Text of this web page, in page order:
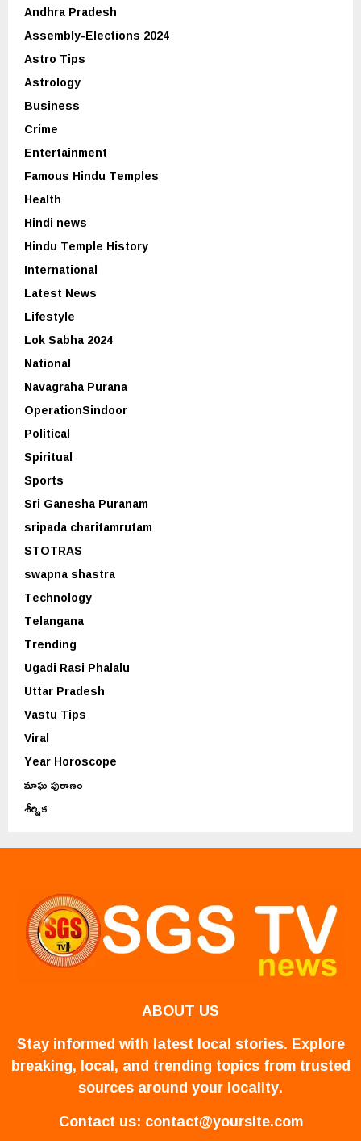
Andhra Pradesh
Assembly-Elections 2024
Astro Tips
Astrology
Business
Crime
Entertainment
Famous Hindu Temples
Health
Hindi news
Hindu Temple History
International
Latest News
Lifestyle
Lok Sabha 2024
National
Navagraha Purana
OperationSindoor
Political
Spiritual
Sports
Sri Ganesha Puranam
sripada charitamrutam
STOTRAS
swapna shastra
Technology
Telangana
Trending
Ugadi Rasi Phalalu
Uttar Pradesh
Vastu Tips
Viral
Year Horoscope
మాఘ పురాణం
శీర్షిక
ABOUT US
Stay informed with latest local stories. Explore
breaking, local, and trending topics from trusted
sources around your locality.
Contact us: contact@yoursite.com